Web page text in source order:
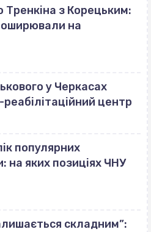
Тренкіна з Корецьким:
на
у Черкасах
центр
популярних
на яких позиціях ЧНУ
складним”: